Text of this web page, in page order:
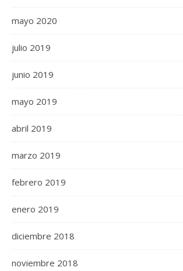
mayo 2020
julio 2019
junio 2019
mayo 2019
abril 2019
marzo 2019
febrero 2019
enero 2019
diciembre 2018
noviembre 2018